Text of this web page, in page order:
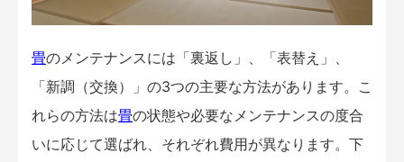
畳のメンテナンスには「裏返し」、「表替え」、
「新調（交換）」の3つの主要な方法があります。こ
れらの方法は畳の状態や必要なメンテナンスの度合
いに応じて選ばれ、それぞれ費用が異なります。下